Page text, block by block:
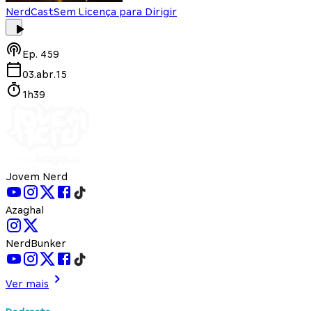
NerdCastSem Licença para Dirigir
Ep. 459
03.abr.15
1h39
Jovem Nerd
Azaghal
NerdBunker
Ver mais